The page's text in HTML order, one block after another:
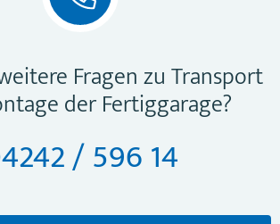
Fragen zu Transport
der Fertiggarage?
/ 596 14